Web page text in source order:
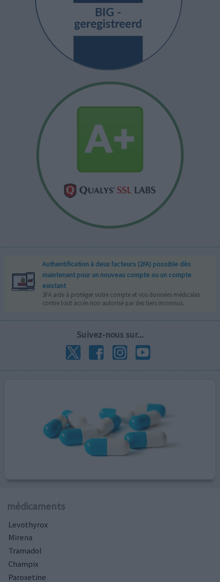
Authentification à deux facteurs (2FA) possible dès
maintenant pour un nouveau compte ou un compte
existant
2FA aide à protéger votre compte et vos données médicales
contre tout accès non autorisé par des tiers inconnus.
Suivez-nous sur...
médicaments
Levothyrox
Mirena
Tramadol
Champix
Paroxetine